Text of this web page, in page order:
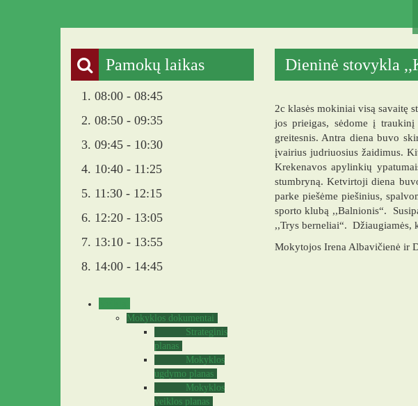
Pamokų laikas
1. 08:00 - 08:45
2. 08:50 - 09:35
3. 09:45 - 10:30
4. 10:40 - 11:25
5. 11:30 - 12:15
6. 12:20 - 13:05
7. 13:10 - 13:55
8. 14:00 - 14:45
Mokyklos dokumentai
Strateginis
planas
Mokyklos
ugdymo planas
Mokyklos
veiklos planas
Dieninė stovykla
2c klasės mokiniai visą savaitę
jos prieigas, sėdome į
greitesnis. Antra diena buvo
įvairius judriuosius žaidimus.
Krekenavos apylinkių
stumbryną. Ketvirtoji diena
parke piešėme piešinius,
sporto klubą ,,Balnionis“.
,,Trys berneliai“. Džiaugiamės,
Mokytojos Irena Albavičienė ir